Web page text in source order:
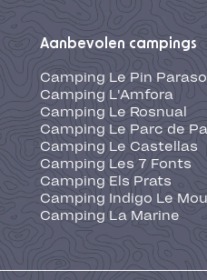
Aanbevolen campings
Camping Le Pin
Camping L'Amfora
Camping Le Rosnual
Camping Le Parc de
Camping Le Castellas
Camping Les 7 Fonts
Camping Els Prats
Camping Indigo Le
Camping La Marine